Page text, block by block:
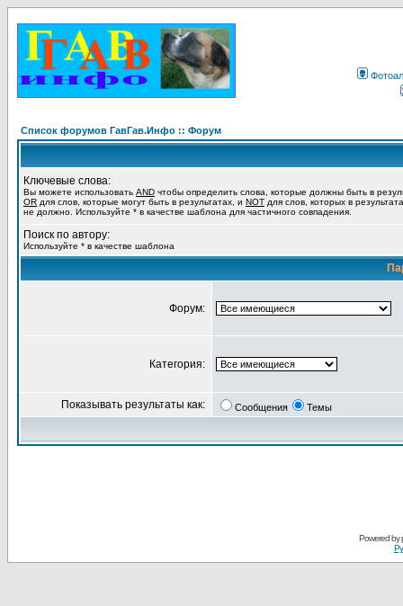
Список форумов ГавГав.Инфо :: Форум
Ключевые слова:
Вы можете использовать AND чтобы определить слова, которые должны быть в
OR для слов, которые могут быть в результатах, и NOT для слов, которых в
не должно. Используйте * в качестве шаблона для частичного совпадения.
Поиск по автору:
Используйте * в качестве шаблона
Форум:
Категория:
Показывать результаты как: Сообщения Темы
Powered by